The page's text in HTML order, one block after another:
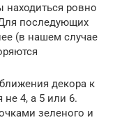
находиться ровно
последующих
(в нашем случае
декора к
не 4, а 5 или 6.
зеленого и